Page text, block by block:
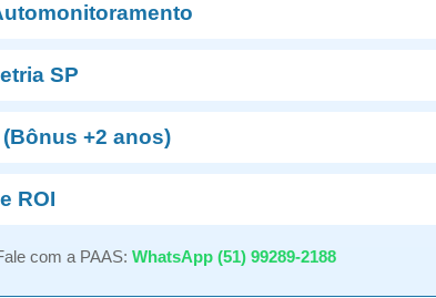
SP
(Bônus +2 anos)
ROI
com a PAAS: WhatsApp (51) 99289-2188